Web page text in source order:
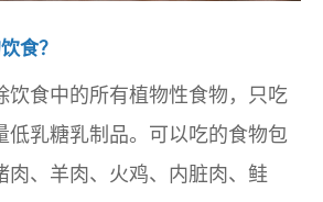
食？
饮食中的所有植物性食物，只吃
低乳糖乳制品。可以吃的食物包
肉、羊肉、火鸡、内脏肉、鲑